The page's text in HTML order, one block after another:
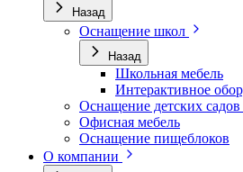
Назад
Оснащение школ
Назад
Школьная мебель
Интерактивное
Оснащение детских
Офисная мебель
Оснащение пищеблоков
О компании